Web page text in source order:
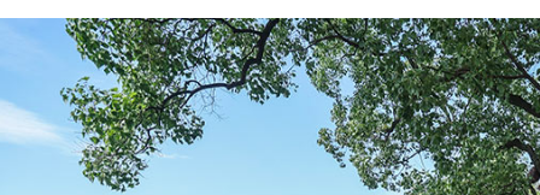
新闻 国内 国际 评论 经济 军事 科技
人民领袖习近平 联播+ 热解读 天天学习 习
视频 小央视频 小央直播 直播中国 熊猫频
现场 快看 蓝海中国 新兵请入